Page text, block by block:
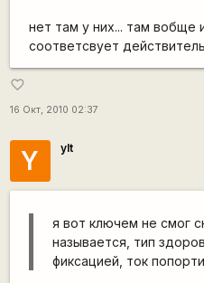
нет там у них... там вобще
соответсвует
favorite_border
16 Окт, 2010 02:37
Y ylt
я вот ключем не смог
называется, тип
фиксацией, ток